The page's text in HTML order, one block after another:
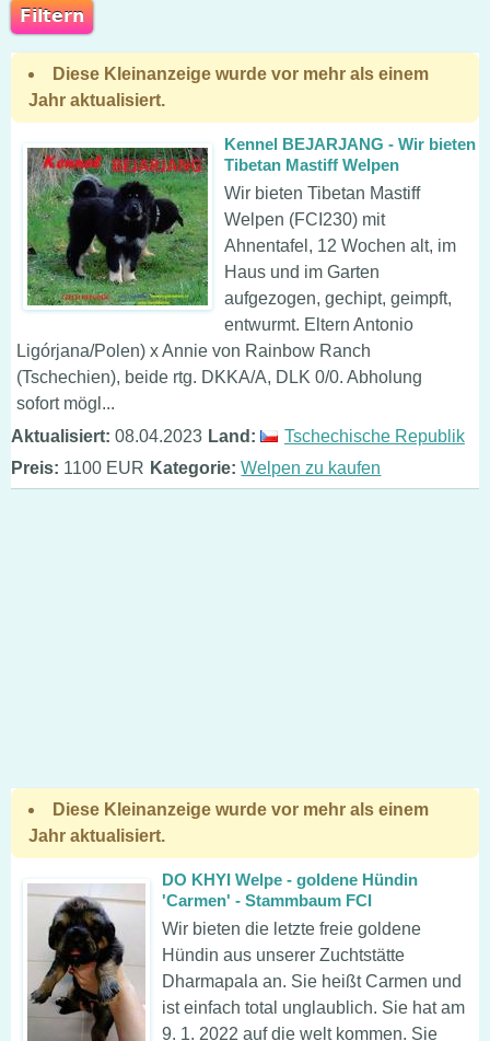
Diese Kleinanzeige wurde vor mehr als einem
Jahr aktualisiert.
Kennel BEJARJANG - Wir bieten
Tibetan Mastiff Welpen
Wir bieten Tibetan Mastiff
Welpen (FCI230) mit
Ahnentafel, 12 Wochen alt, im
Haus und im Garten
aufgezogen, gechipt, geimpft,
entwurmt. Eltern Antonio
Ligórjana/Polen) x Annie von Rainbow Ranch
(Tschechien), beide rtg. DKKA/A, DLK 0/0. Abholung
sofort mögl...
Aktualisiert: 08.04.2023 Land:
Tschechische Republik
Preis: 1100 EUR Kategorie: Welpen zu kaufen
Diese Kleinanzeige wurde vor mehr als einem
Jahr aktualisiert.
DO KHYI Welpe - goldene Hündin
'Carmen' - Stammbaum FCI
Wir bieten die letzte freie goldene
Hündin aus unserer Zuchtstätte
Dharmapala an. Sie heißt Carmen und
ist einfach total unglaublich. Sie hat am
9. 1. 2022 auf die welt kommen. Sie